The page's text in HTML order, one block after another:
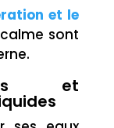
et le
sont
et